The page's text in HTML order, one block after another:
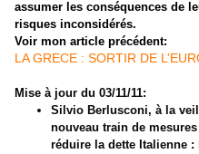
assumer les conséquences de
risques inconsidérés.
Voir mon article précédent:
LA GRECE : SORTIR DE
Mise à jour du 03/11/11:
Silvio Berlusconi, à la
nouveau train de
réduire la dette Italienne